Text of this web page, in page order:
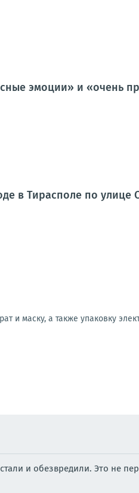
эмоции» и «очень
в Тирасполе по улице
и маску, а также упаковку
и обезвредили. Это не